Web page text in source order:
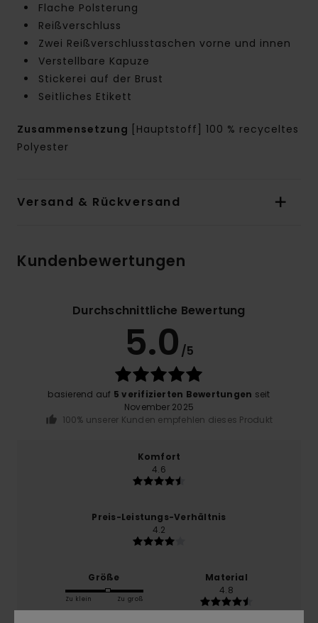
Flache Polsterung
Reißverschluss
Zwei Reißverschlusstaschen vorne und innen
Verstellbare Kapuze
Stickerei auf der Brust
Seitliches Etikett
Zusammensetzung
[Hauptstoff] 100 % recyceltes
Polyester
Versand & Rückversand
Kundenbewertungen
Durchschnittliche Bewertung
5.0 /5
basierend auf 5 verifizierten Bewertungen seit
November 2025
100% unserer Kunden empfehlen dieses Produkt
Komfort
4.6
Preis-Leistungs-Verhältnis
4.2
Größe
Zu klein Zu groß
Material
4.8